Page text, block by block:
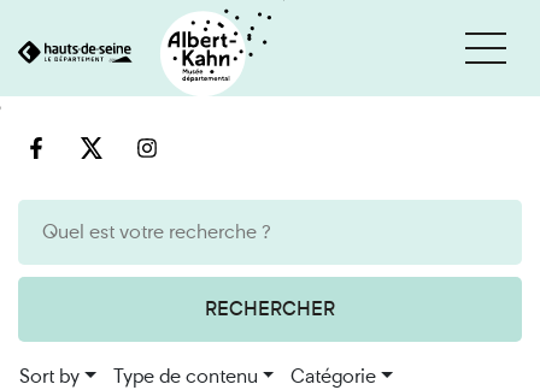
engine
RECHERCHER
Sort by Type de contenu Catégorie
Cookies management panel